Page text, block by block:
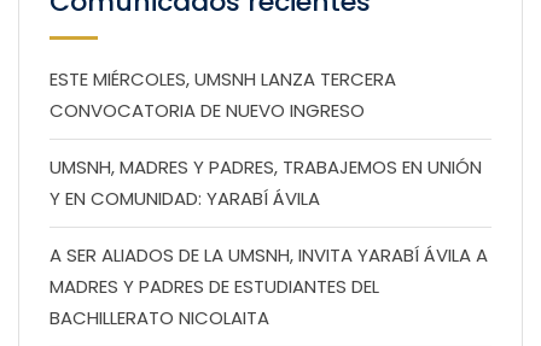
ESTE MIÉRCOLES, UMSNH LANZA TERCERA
CONVOCATORIA DE NUEVO INGRESO
UMSNH, MADRES Y PADRES, TRABAJEMOS EN UNIÓN
Y EN COMUNIDAD: YARABÍ ÁVILA
A SER ALIADOS DE LA UMSNH, INVITA YARABÍ ÁVILA A
MADRES Y PADRES DE ESTUDIANTES DEL
BACHILLERATO NICOLAITA